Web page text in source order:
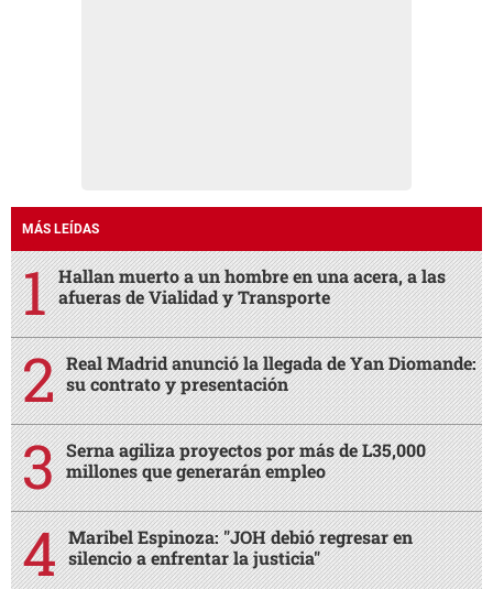
MÁS LEÍDAS
Hallan muerto a un hombre en una acera, a las
afueras de Vialidad y Transporte
Real Madrid anunció la llegada de Yan Diomande:
su contrato y presentación
Serna agiliza proyectos por más de L35,000
millones que generarán empleo
Maribel Espinoza: "JOH debió regresar en
silencio a enfrentar la justicia"